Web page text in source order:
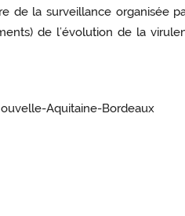
la surveillance organisée
de l’évolution de la
Aquitaine-Bordeaux